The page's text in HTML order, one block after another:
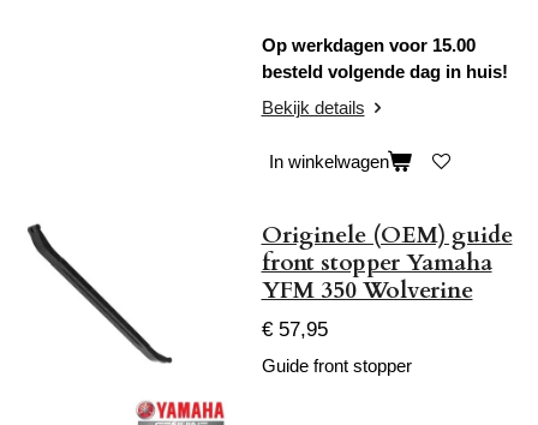
Op werkdagen voor 15.00
besteld volgende dag in huis!
Bekijk details
In winkelwagen
Originele (OEM) guide
front stopper Yamaha
YFM 350 Wolverine
€ 57,95
Guide front stopper